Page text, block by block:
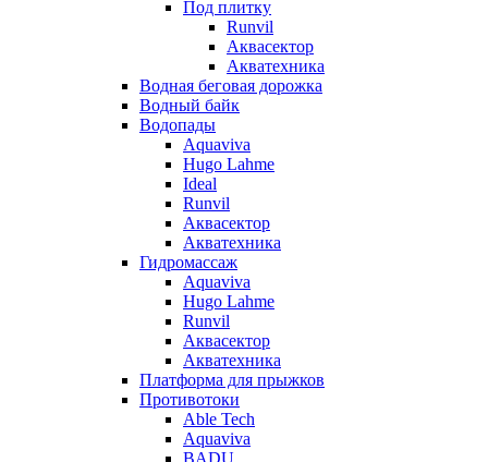
Под плитку
Runvil
Аквасектор
Акватехника
Водная беговая дорожка
Водный байк
Водопады
Aquaviva
Hugo Lahme
Ideal
Runvil
Аквасектор
Акватехника
Гидромассаж
Aquaviva
Hugo Lahme
Runvil
Аквасектор
Акватехника
Платформа для прыжков
Противотоки
Able Tech
Aquaviva